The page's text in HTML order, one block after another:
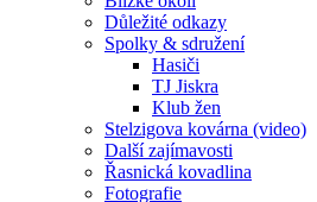
Důležité odkazy
Spolky & sdružení
Hasiči
TJ Jiskra
Klub žen
Stelzigova kovárna (video)
Další zajímavosti
Řasnická kovadlina
Fotografie